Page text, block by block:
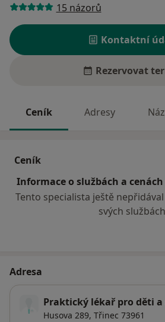
15 názorů
Kontaktní
Rezervovat
Ceník Adresy
Ceník
Informace o službách a
Tento specialista ještě
svých
Adresa
Praktický lékař pro děti
Husova 289, Třinec 73961